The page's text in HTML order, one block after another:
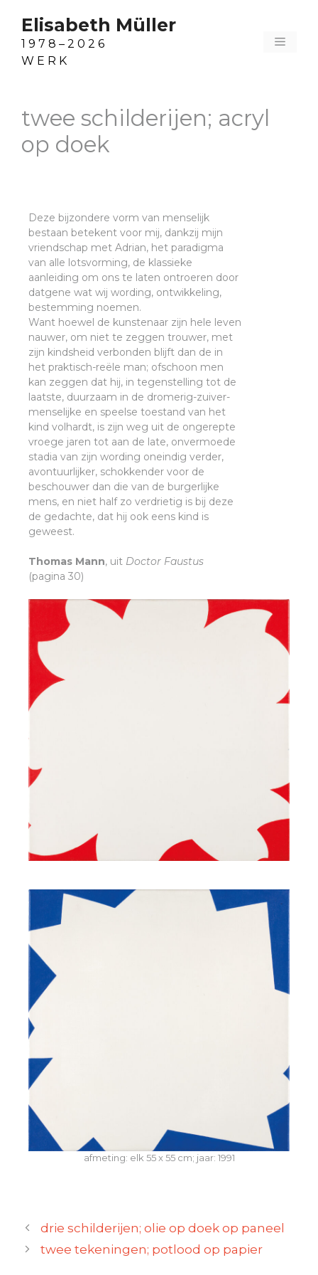
naar
inhoud
Elisabeth Müller
1 9 7 8 – 2 0 2 6
W E R K
Menu
twee schilderijen; acryl
op doek
Deze bijzondere vorm van menselijk
bestaan betekent voor mij, dankzij mijn
vriendschap met Adrian, het paradigma
van alle lotsvorming, de klassieke
aanleiding om ons te laten ontroeren door
datgene wat wij wording, ontwikkeling,
bestemming noemen.
Want hoewel de kunstenaar zijn hele leven
nauwer, om niet te zeggen trouwer, met
zijn kindsheid verbonden blijft dan de in
het praktisch-reële man; ofschoon men
kan zeggen dat hij, in tegenstelling tot de
laatste, duurzaam in de dromerig-zuiver-
menselijke en speelse toestand van het
kind volhardt, is zijn weg uit de ongerepte
vroege jaren tot aan de late, onvermoede
stadia van zijn wording oneindig verder,
avontuurlijker, schokkender voor de
beschouwer dan die van de burgerlijke
mens, en niet half zo verdrietig is bij deze
de gedachte, dat hij ook eens kind is
geweest.
Thomas Mann, uit Doctor Faustus
(pagina 30)
afmeting: elk 55 x 55 cm; jaar: 1991
drie schilderijen; olie op doek op paneel
twee tekeningen; potlood op papier